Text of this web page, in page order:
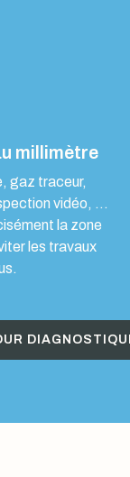
millimètre
gaz traceur,
vidéo, …
la zone
les travaux